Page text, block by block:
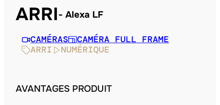
ARRI Alexa LF
CAMÉRAS
CAMÉRA FULL FRAME
ARRI
NUMÉRIQUE
AVANTAGES PRODUIT